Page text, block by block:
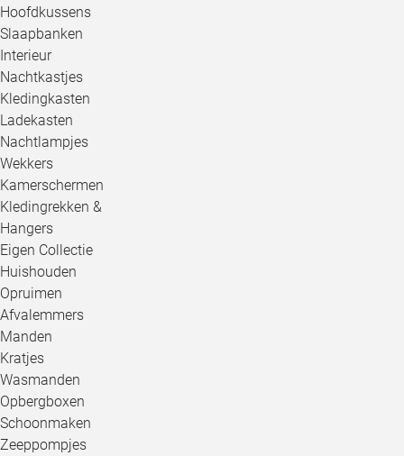
Hoofdkussens
Slaapbanken
Interieur
Nachtkastjes
Kledingkasten
Ladekasten
Nachtlampjes
Wekkers
Kamerschermen
Kledingrekken &
Hangers
Eigen Collectie
Huishouden
Opruimen
Afvalemmers
Manden
Kratjes
Wasmanden
Opbergboxen
Schoonmaken
Zeeppompjes